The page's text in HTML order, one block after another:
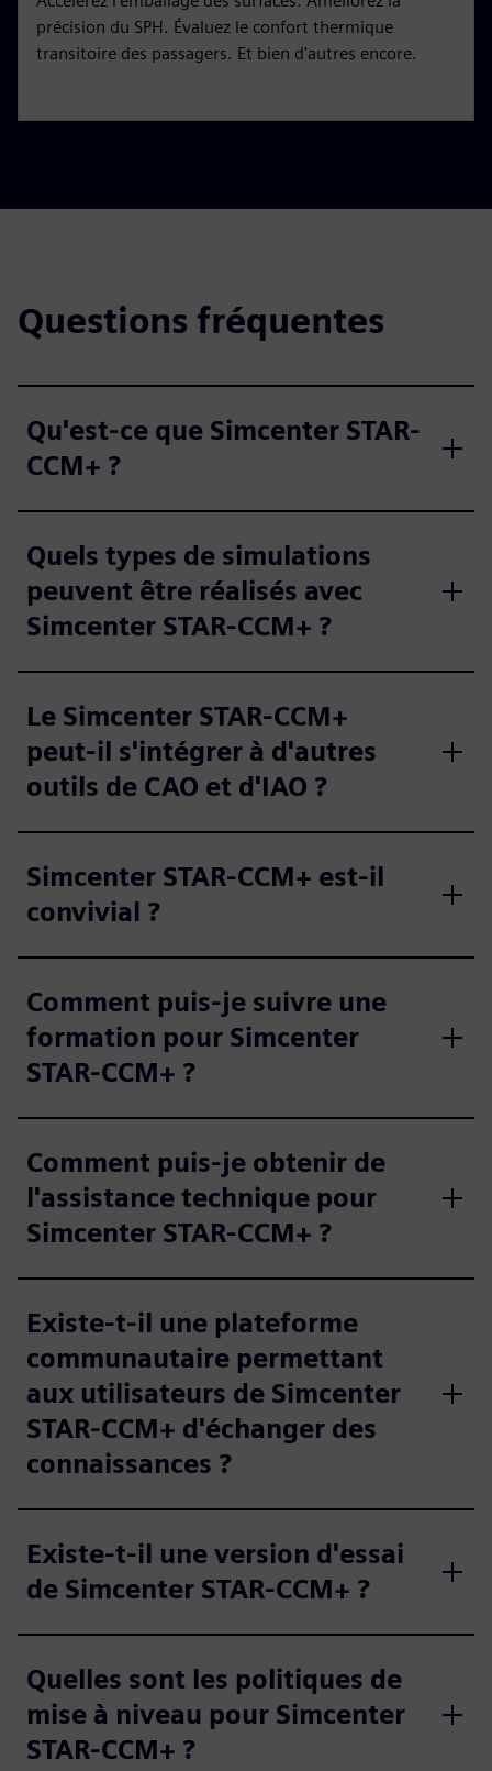
précision du SPH. Évaluez le confort thermique
transitoire des passagers. Et bien d'autres encore.
Questions fréquentes
Qu'est-ce que Simcenter STAR-
CCM+ ?
Quels types de simulations
peuvent être réalisés avec
Simcenter STAR-CCM+ ?
Le Simcenter STAR-CCM+
peut-il s'intégrer à d'autres
outils de CAO et d'IAO ?
Simcenter STAR-CCM+ est-il
convivial ?
Comment puis-je suivre une
formation pour Simcenter
STAR-CCM+ ?
Comment puis-je obtenir de
l'assistance technique pour
Simcenter STAR-CCM+ ?
Existe-t-il une plateforme
communautaire permettant
aux utilisateurs de Simcenter
STAR-CCM+ d'échanger des
connaissances ?
Existe-t-il une version d'essai
de Simcenter STAR-CCM+ ?
Quelles sont les politiques de
mise à niveau pour Simcenter
STAR-CCM+ ?